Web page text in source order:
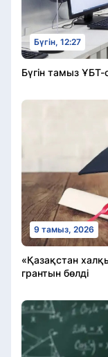
Бүгін, 12:27
Бүгін тамыз
9 тамыз, 2026
«Қазақстан
грантын бөлді